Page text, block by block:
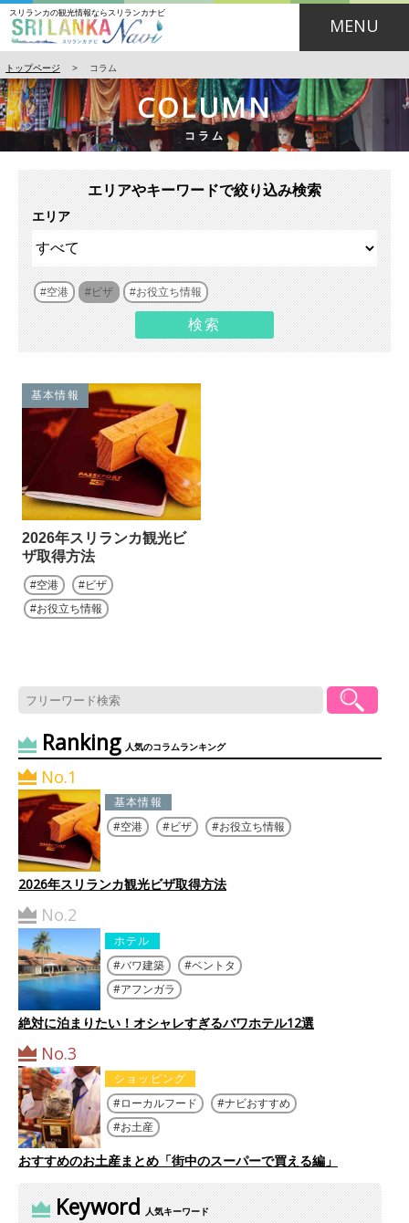
スリランカの観光情報ならスリランカナビ
MENU
トップページ > コラム
COLUMN
コラム
エリアやキーワードで絞り込み検索
エリア
空港 ビザ お役立ち情報
2026年スリランカ観光ビ
ザ取得方法
基本情報
空港
ビザ
お役立ち情報
Ranking 人気のコラムランキング
No.1
基本情報
空港
ビザ お役立ち情報
2026年スリランカ観光ビザ取得方法
No.2
ホテル
バワ建築
ベントタ
アフンガラ
絶対に泊まりたい！オシャレすぎるバワホテル12選
No.3
ショッピング
ローカルフード
ナビおすすめ
お土産
おすすめのお土産まとめ「街中のスーパーで買える編」
Keyword 人気キーワード